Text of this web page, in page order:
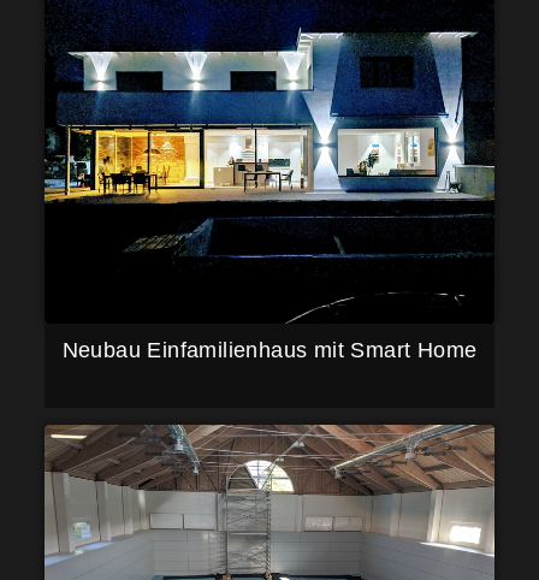
Neubau Einfamilienhaus mit Smart Home